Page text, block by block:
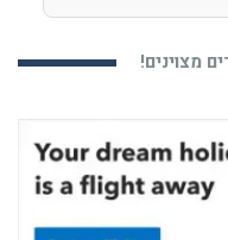
מצוינים!